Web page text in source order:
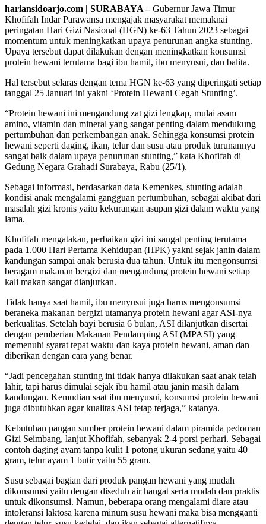
hariansidoarjo.com | SURABAYA –Gubernur Jawa Timur
Khofifah Indar Parawansa mengajak masyarakat memaknai
peringatan Hari Gizi Nasional (HGN) ke-63 Tahun 2023 sebagai
momentum untuk meningkatkan upaya penurunan angka stunting.
Upaya tersebut dapat dilakukan dengan meningkatkan konsumsi
protein hewani terutama bagi ibu hamil, ibu menyusui, dan balita.
Hal tersebut selaras dengan tema HGN ke-63 yang diperingati setiap
tanggal 25 Januari ini yakni ‘Protein Hewani Cegah Stunting’.
“Protein hewani ini mengandung zat gizi lengkap, mulai asam
amino, vitamin dan mineral yang sangat penting dalam mendukung
pertumbuhan dan perkembangan anak. Sehingga konsumsi protein
hewani seperti daging, ikan, telur dan susu atau produk turunannya
sangat baik dalam upaya penurunan stunting,” kata Khofifah di
Gedung Negara Grahadi Surabaya, Rabu (25/1).
Sebagai informasi, berdasarkan data Kemenkes, stunting adalah
kondisi anak mengalami gangguan pertumbuhan, sebagai akibat dari
masalah gizi kronis yaitu kekurangan asupan gizi dalam waktu yang
lama.
Khofifah mengatakan, perbaikan gizi ini sangat penting terutama
pada 1.000 Hari Pertama Kehidupan (HPK) yakni sejak janin dalam
kandungan sampai anak berusia dua tahun. Untuk itu mengonsumsi
beragam makanan bergizi dan mengandung protein hewani setiap
kali makan sangat dianjurkan.
Tidak hanya saat hamil, ibu menyusui juga harus mengonsumsi
beraneka makanan bergizi utamanya protein hewani agar ASI-nya
berkualitas. Setelah bayi berusia 6 bulan, ASI dilanjutkan disertai
dengan pemberian Makanan Pendamping ASI (MPASI) yang
memenuhi syarat tepat waktu dan kaya protein hewani, aman dan
diberikan dengan cara yang benar.
“Jadi pencegahan stunting ini tidak hanya dilakukan saat anak telah
lahir, tapi harus dimulai sejak ibu hamil atau janin masih dalam
kandungan. Kemudian saat ibu menyusui, konsumsi protein hewani
juga dibutuhkan agar kualitas ASI tetap terjaga,” katanya.
Kebutuhan pangan sumber protein hewani dalam piramida pedoman
Gizi Seimbang, lanjut Khofifah, sebanyak 2-4 porsi perhari. Sebagai
contoh daging ayam tanpa kulit 1 potong ukuran sedang yaitu 40
gram, telur ayam 1 butir yaitu 55 gram.
Susu sebagai bagian dari produk pangan hewani yang mudah
dikonsumsi yaitu dengan diseduh air hangat serta mudah dan praktis
untuk dikonsumsi. Namun, beberapa orang mengalami diare atau
intoleransi laktosa karena minum susu hewani maka bisa mengganti